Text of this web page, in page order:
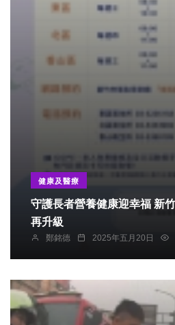
健康及醫療
守護長者營養健康迎幸福 新竹市社區營養便民服務
再升級
鄭銘德 2025年五月20日